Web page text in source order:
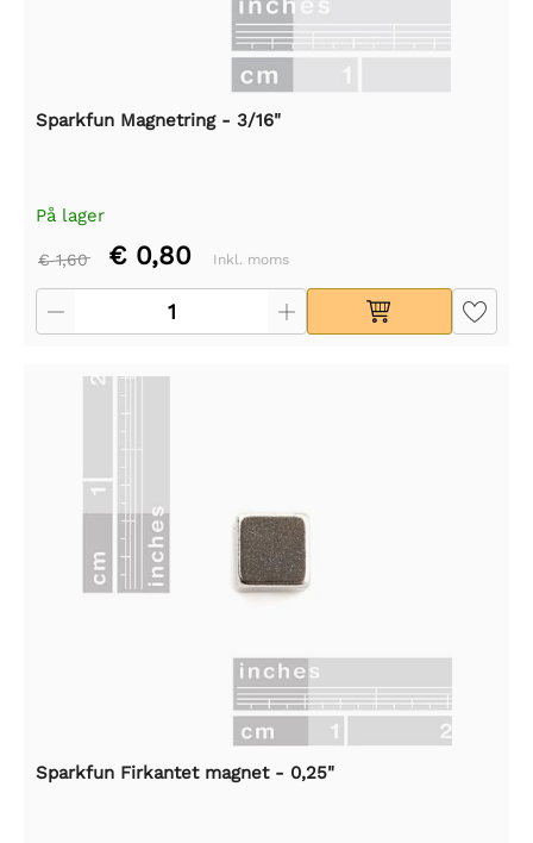
Sparkfun Magnetring - 3/16"
På lager
€ 1,60 € 0,80 Inkl. moms
Sparkfun Firkantet magnet - 0,25"